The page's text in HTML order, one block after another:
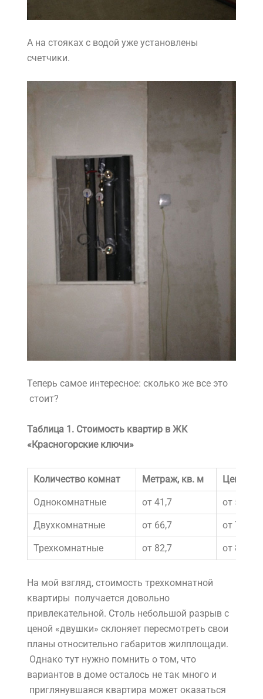
А на стояках с водой уже установлены
счетчики.
Теперь самое интересное: сколько же все это
стоит?
Таблица 1. Стоимость квартир в ЖК
«Красногорские ключи»
Количество комнат Метраж, кв. м Цена,
Однокомнатные от 41,7 от 5,70
Двухкомнатные от 66,7 от 7,70
Трехкомнатные от 82,7 от 8,50
На мой взгляд, стоимость трехкомнатной
квартиры получается довольно
привлекательной. Столь небольшой разрыв с
ценой «двушки» склоняет пересмотреть свои
планы относительно габаритов жилплощади.
Однако тут нужно помнить о том, что
вариантов в доме осталось не так много и
приглянувшаяся квартира может оказаться